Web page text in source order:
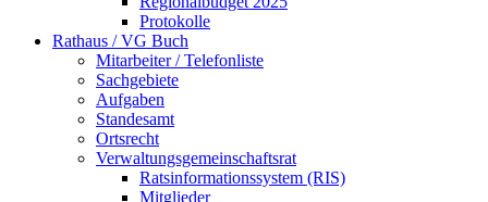
Protokolle
Rathaus / VG Buch
Mitarbeiter / Telefonliste
Sachgebiete
Aufgaben
Standesamt
Ortsrecht
Verwaltungsgemeinschaftsrat
Ratsinformationssystem (RIS)
Mitglieder